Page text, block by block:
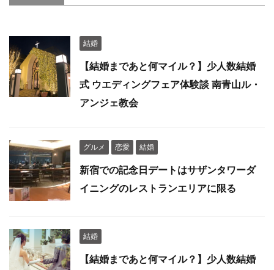
結婚
【結婚まであと何マイル？】少人数結婚
式 ウエディングフェア体験談 南青山ル・
アンジェ教会
グルメ 恋愛 結婚
新宿での記念日デートはサザンタワーダ
イニングのレストランエリアに限る
結婚
【結婚まであと何マイル？】少人数結婚